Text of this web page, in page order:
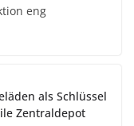
eng
als Schlüssel
Zentraldepot